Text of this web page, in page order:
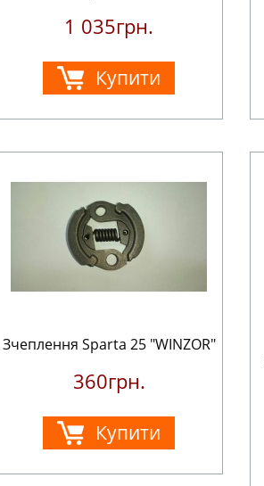
1 035грн.
Купити
Зчеплення Sparta 25 "WINZOR"
360грн.
Купити